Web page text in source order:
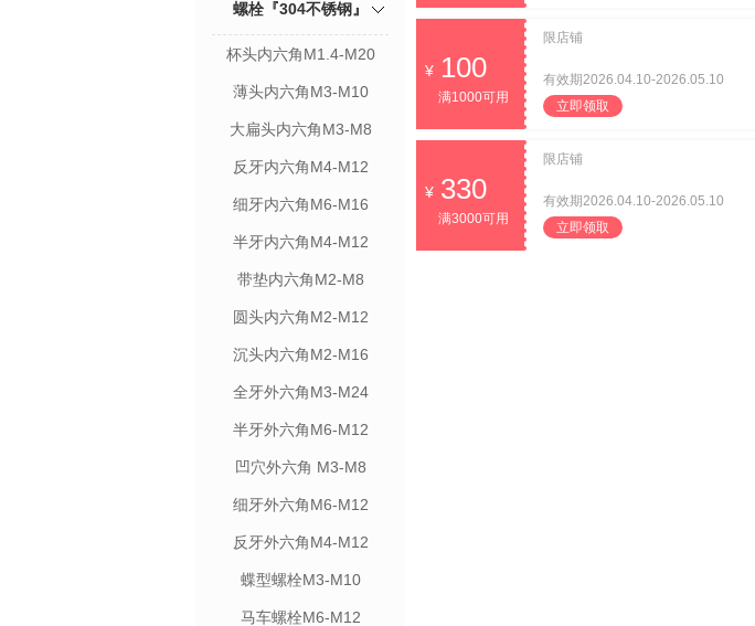
螺栓『304不锈钢』
杯头内六角M1.4-M20
薄头内六角M3-M10
大扁头内六角M3-M8
反牙内六角M4-M12
细牙内六角M6-M16
半牙内六角M4-M12
带垫内六角M2-M8
圆头内六角M2-M12
沉头内六角M2-M16
全牙外六角M3-M24
半牙外六角M6-M12
凹穴外六角 M3-M8
细牙外六角M6-M12
反牙外六角M4-M12
蝶型螺栓M3-M10
马车螺栓M6-M12
100
满1000可用
限店铺
有效期2026.04.10-2026.05.10
立即领取
330
满3000可用
限店铺
有效期2026.04.10-2026.05.10
立即领取